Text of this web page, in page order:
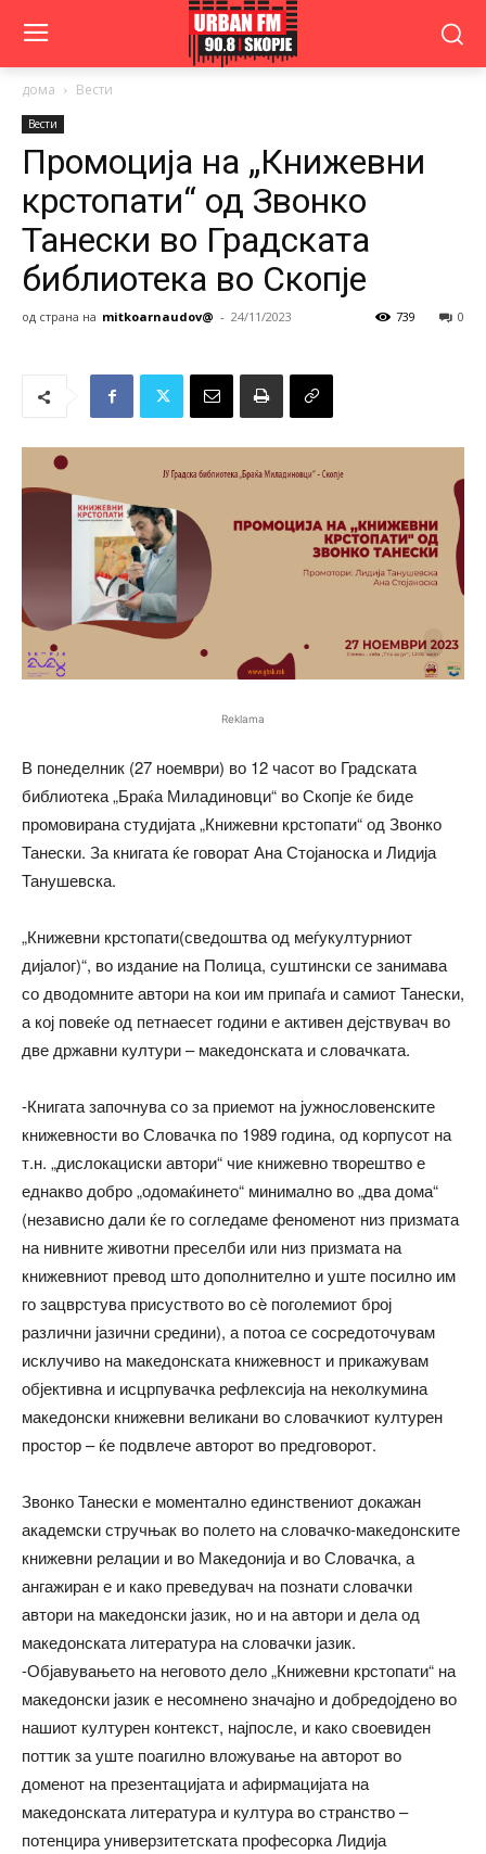
дома Вести
Вести
Промоција на „Книжевни
крстопати“ од Звонко
Танески во Градската
библиотека во Скопје
од страна на mitkoarnaudov@ - 24/11/2023 0
739
Reklama
В понеделник (27 ноември) во 12 часот во Градската
библиотека „Браќа Миладиновци“ во Скопје ќе биде
промовирана студијата „Книжевни крстопати“ од Звонко
Танески. За книгата ќе говорат Ана Стојаноска и Лидија
Танушевска.
„Книжевни крстопати(сведоштва од меѓукултурниот
дијалог)“, во издание на Полица, суштински се занимава
со дводомните автори на кои им припаѓа и самиот Танески,
а кој повеќе од петнаесет години е активен дејствувач во
две државни култури – македонската и словачката.
-Книгата започнува со за приемот на јужнословенските
книжевности во Словачка по 1989 година, од корпусот на
т.н. „дислокациски автори“ чие книжевно творештво е
еднакво добро „одомаќинето“ минимално во „два дома“
(независно дали ќе го согледаме феноменот низ призмата
на нивните животни преселби или низ призмата на
книжевниот превод што дополнително и уште посилно им
го зацврстува присуството во сè поголемиот број
различни јазични средини), а потоа се сосредоточувам
исклучиво на македонската книжевност и прикажувам
објективна и исцрпувачка рефлексија на неколкумина
македонски книжевни великани во словачкиот културен
простор – ќе подвлече авторот во предговорот.
Звонко Танески е моментално единствениот докажан
академски стручњак во полето на словачко-македонските
книжевни релации и во Македонија и во Словачка, а
ангажиран е и како преведувач на познати словачки
автори на македонски јазик, но и на автори и дела од
македонската литература на словачки јазик.
-Објавувањето на неговото дело „Книжевни крстопати“ на
македонски јазик е несомнено значајно и добредојдено во
нашиот културен контекст, најпосле, и како своевиден
поттик за уште поагилно вложување на авторот во
доменот на презентацијата и афирмацијата на
македонската литература и култура во странство –
потенцира универзитетската професорка Лидија